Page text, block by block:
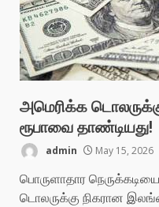
அமெரிக்க
ரூபாவை தாண்டியது!
admin May 15, 2026
பொருளாதார
டொலருக்கு நிகரான